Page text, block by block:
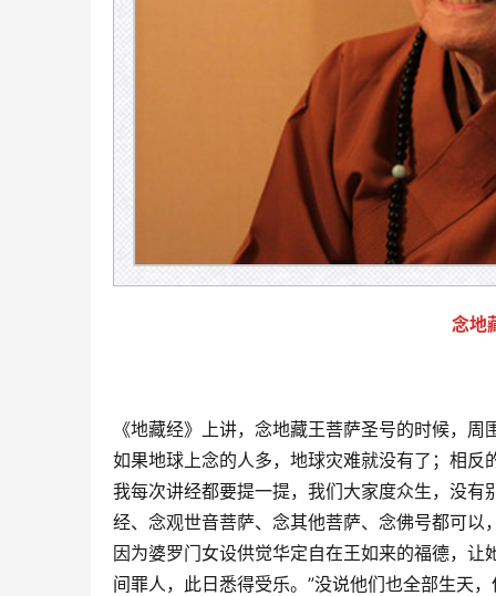
念地
《地藏经》上讲，念地藏王菩萨圣号的时候，
如果地球上念的人多，地球灾难就没有了；相
我每次讲经都要提一提，我们大家度众生，没
经、念观世音菩萨、念其他菩萨、念佛号都可
因为婆罗门女设供觉华定自在王如来的福德，
间罪人，此日悉得受乐。”没说他们也全部生天